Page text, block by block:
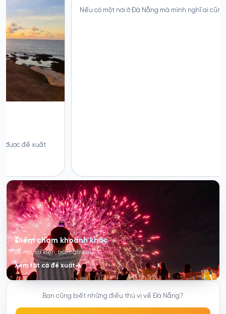
Nếu có một nơi ở Đà Nẵng mà mình nghĩ ai cũng nên thử đi ít...
Điểm chạm khoảnh khắc
Lễ hội, sự kiện, trải nghiệm
Xem tất cả đề xuất
Bạn cũng biết những điều thú vị về Đà Nẵng?